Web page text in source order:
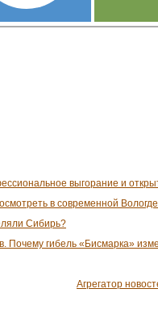
выгорание и
в современной
Сибирь?
Почему гибель «Бисмарка»
Агрегатор